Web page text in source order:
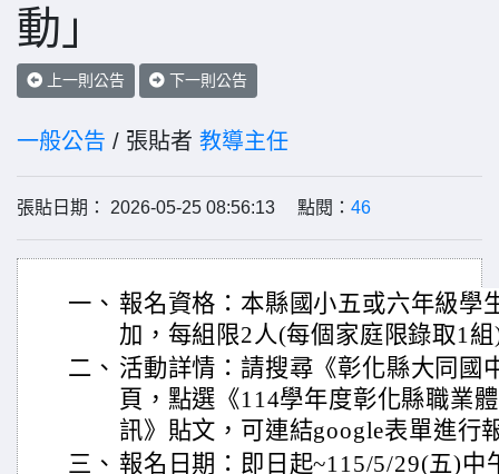
動」
上一則公告 下一則公告
一般公告 / 張貼者 教導主任
張貼日期： 2026-05-25 08:56:13 點閱： 46
一、 報名資格：本縣國小五或六年級學
加，每組限2人(每個家庭限錄取1
二、 活動詳情：請搜尋《彰化縣大同國
頁，點選《114學年度彰化縣職業
訊》貼文，可連結google表單進行
三、 報名日期：即日起~115/5/29(五)中